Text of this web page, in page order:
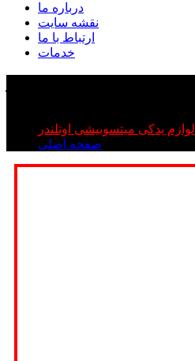
درباره ما
نقشه سایت
ارتباط با ما
خدمات
لوازم یدکی میتسوبیشی اوتلندر
صفحه اصلی